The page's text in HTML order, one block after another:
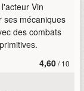
Vin
ses mécaniques
des combats
4,60/ 10